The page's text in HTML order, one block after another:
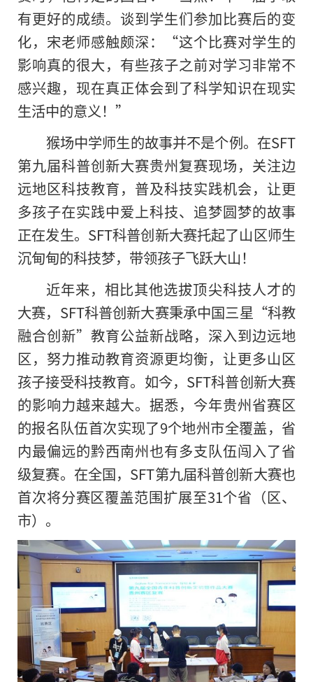
有更好的成绩。谈到学生们参加比赛后的变
化，宋老师感触颇深：“这个比赛对学生的
影响真的很大，有些孩子之前对学习非常不
感兴趣，现在真正体会到了科学知识在现实
生活中的意义！”
猴场中学师生的故事并不是个例。在SFT
第九届科普创新大赛贵州复赛现场，关注边
远地区科技教育，普及科技实践机会，让更
多孩子在实践中爱上科技、追梦圆梦的故事
正在发生。SFT科普创新大赛托起了山区师生
沉甸甸的科技梦，带领孩子飞跃大山！
近年来，相比其他选拔顶尖科技人才的
大赛，SFT科普创新大赛秉承中国三星“科教
融合创新”教育公益新战略，深入到边远地
区，努力推动教育资源更均衡，让更多山区
孩子接受科技教育。如今，SFT科普创新大赛
的影响力越来越大。据悉，今年贵州省赛区
的报名队伍首次实现了9个地州市全覆盖，省
内最偏远的黔西南州也有多支队伍闯入了省
级复赛。在全国，SFT第九届科普创新大赛也
首次将分赛区覆盖范围扩展至31个省（区、
市）。